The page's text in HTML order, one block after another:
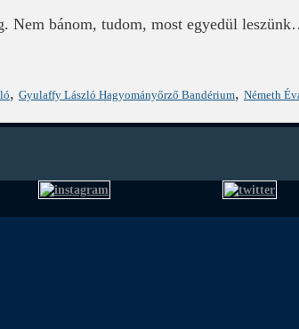
bánom, tudom, most egyedül
, Gyulaffy László Hagyományőrző Bandérium, Németh